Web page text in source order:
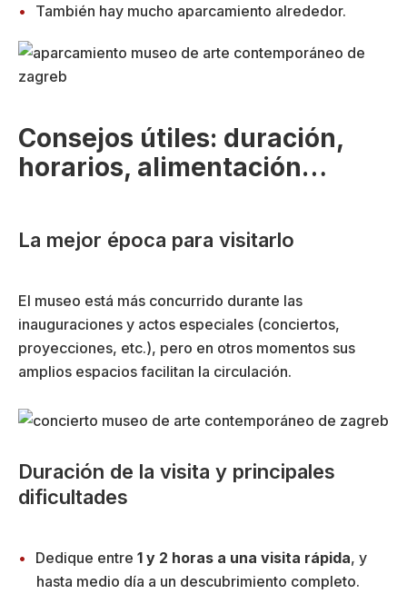
También hay mucho aparcamiento alrededor.
Consejos útiles: duración,
horarios, alimentación…
La mejor época para visitarlo
El museo está más concurrido durante las
inauguraciones y actos especiales (conciertos,
proyecciones, etc.), pero en otros momentos sus
amplios espacios facilitan la circulación.
Duración de la visita y principales
dificultades
Dedique entre 1 y 2 horas a una visita rápida, y
hasta medio día a un descubrimiento completo.